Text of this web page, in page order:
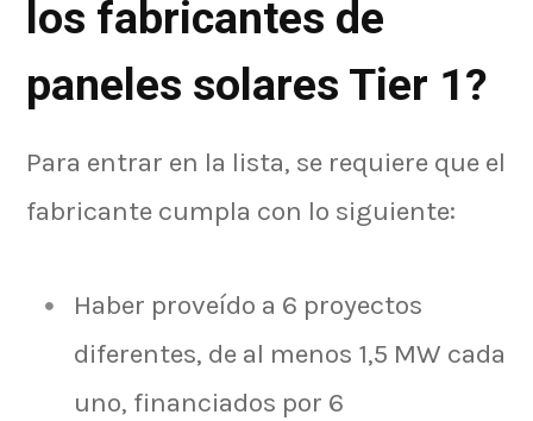
los fabricantes de
paneles solares Tier 1?
Para entrar en la lista, se requiere que el
fabricante cumpla con lo siguiente:
Haber proveído a 6 proyectos
diferentes, de al menos 1,5 MW cada
uno, financiados por 6